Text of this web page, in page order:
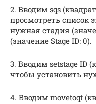
2. Вводим sqs
просмотреть список
нужная стадия
(значение Stage ID: 0).
3. Вводим setstage ID
чтобы установить
4. Вводим movetoqt